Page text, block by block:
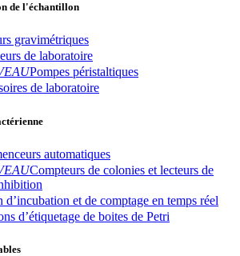
de l'échantillon
gravimétriques
de laboratoire
Pompes péristaltiques
de laboratoire
automatiques
Compteurs de colonies et lecteurs de
d’incubation et de comptage en temps réel
d’étiquetage de boites de Petri